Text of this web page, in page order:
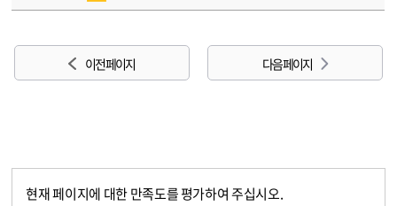
이전 페이지 다음 페이지
현재 페이지에 대한 만족도를 평가하여 주십시오.